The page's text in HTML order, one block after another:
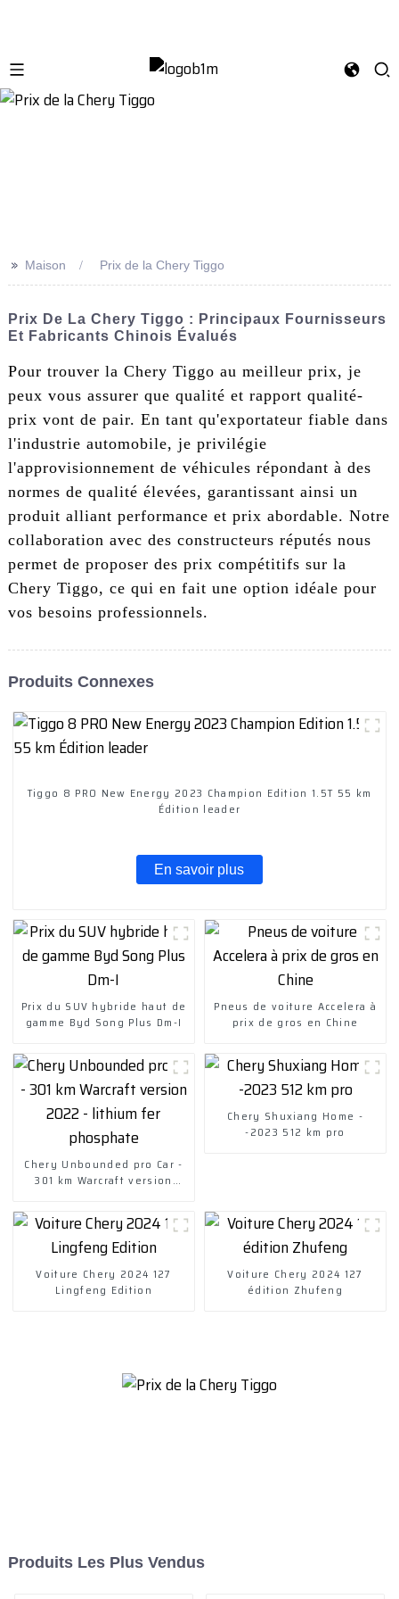
>> Maison Prix ​​de la Chery Tiggo
Prix ​​de La Chery Tiggo : Principaux Fournisseurs
Et Fabricants Chinois Évalués
Pour trouver la Chery Tiggo au meilleur prix, je
peux vous assurer que qualité et rapport qualité-
prix vont de pair. En tant qu'exportateur fiable dans
l'industrie automobile, je privilégie
l'approvisionnement de véhicules répondant à des
normes de qualité élevées, garantissant ainsi un
produit alliant performance et prix abordable. Notre
collaboration avec des constructeurs réputés nous
permet de proposer des prix compétitifs sur la
Chery Tiggo, ce qui en fait une option idéale pour
vos besoins professionnels.
Produits Connexes
Tiggo 8 PRO New Energy 2023 Champion Edition 1.5T 55 km
Édition leader
En savoir plus
Prix ​​du SUV hybride haut de
gamme Byd Song Plus Dm-I
Pneus de voiture Accelera à
prix de gros en Chine
Chery Unbounded pro Car -
301 km Warcraft version
Chery Shuxiang Home -
-2023 512 km pro
Voiture Chery 2024 127
Lingfeng Edition
Voiture Chery 2024 127
édition Zhufeng
Produits Les Plus Vendus